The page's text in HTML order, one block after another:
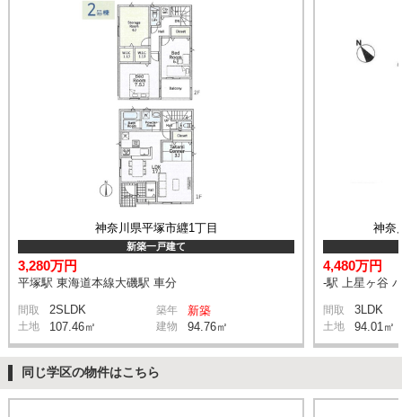
神奈川県平塚市纒1丁目
新築一戸建て
3,280万円
平塚駅 東海道本線大磯駅 車分
間取 2SLDK 築年 新築
土地 107.46㎡ 建物 94.76㎡
神奈
4,480万円
-駅 上星ヶ谷
間取 3LDK
土地 94.01㎡
同じ学区の物件はこちら